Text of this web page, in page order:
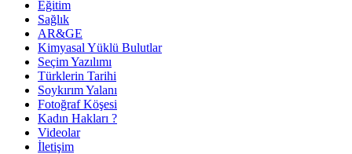
Eğitim
Sağlık
AR&GE
Kimyasal Yüklü Bulutlar
Seçim Yazılımı
Türklerin Tarihi
Soykırım Yalanı
Fotoğraf Köşesi
Kadın Hakları ?
Videolar
İletişim